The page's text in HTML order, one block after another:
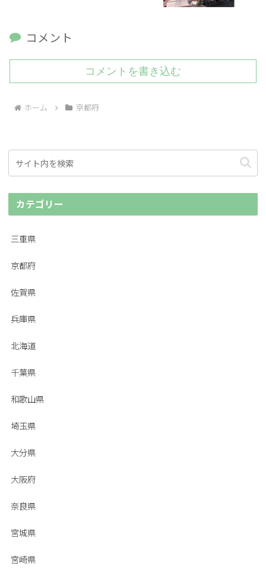
コメント
コメントを書き込む
ホーム 京都府
カテゴリー
三重県
京都府
佐賀県
兵庫県
北海道
千葉県
和歌山県
埼玉県
大分県
大阪府
奈良県
宮城県
宮崎県